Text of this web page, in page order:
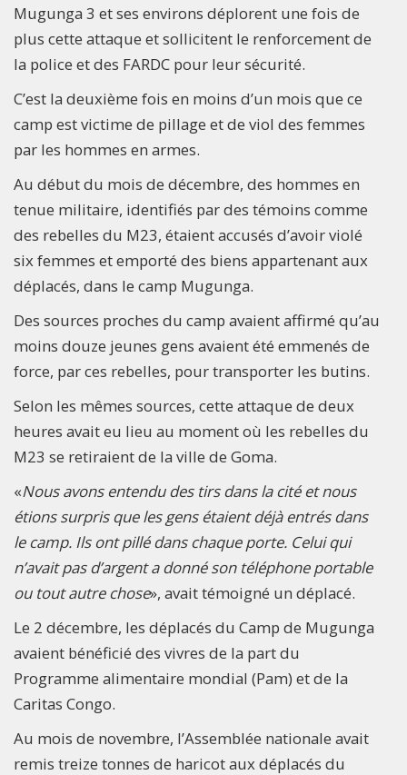
Mugunga 3 et ses environs déplorent une fois de
plus cette attaque et sollicitent le renforcement de
la police et des FARDC pour leur sécurité.
C’est la deuxième fois en moins d’un mois que ce
camp est victime de pillage et de viol des femmes
par les hommes en armes.
Au début du mois de décembre, des hommes en
tenue militaire, identifiés par des témoins comme
des rebelles du M23, étaient accusés d’avoir violé
six femmes et emporté des biens appartenant aux
déplacés, dans le camp Mugunga.
Des sources proches du camp avaient affirmé qu’au
moins douze jeunes gens avaient été emmenés de
force, par ces rebelles, pour transporter les butins.
Selon les mêmes sources, cette attaque de deux
heures avait eu lieu au moment où les rebelles du
M23 se retiraient de la ville de Goma.
«Nous avons entendu des tirs dans la cité et nous
étions surpris que les gens étaient déjà entrés dans
le camp. Ils ont pillé dans chaque porte. Celui qui
n’avait pas d’argent a donné son téléphone portable
ou tout autre chose», avait témoigné un déplacé.
Le 2 décembre, les déplacés du Camp de Mugunga
avaient bénéficié des vivres de la part du
Programme alimentaire mondial (Pam) et de la
Caritas Congo.
Au mois de novembre, l’Assemblée nationale avait
remis treize tonnes de haricot aux déplacés du